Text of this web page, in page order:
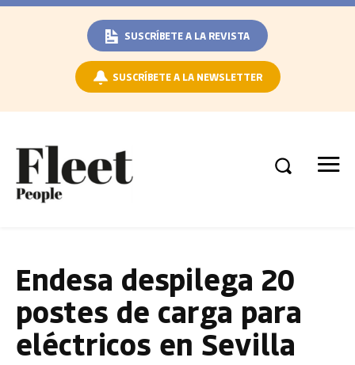
SUSCRÍBETE A LA REVISTA
SUSCRÍBETE A LA NEWSLETTER
Endesa despilega 20
postes de carga para
eléctricos en Sevilla